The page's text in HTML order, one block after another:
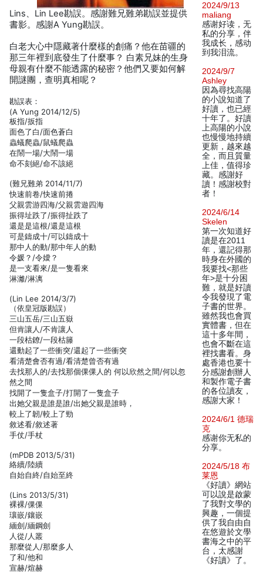
Lins、Lin Lee勘誤。感謝難兄難弟勘誤並提供
書影。感謝A Yung勘誤。
白老大心中隱藏著什麼樣的創痛？他在苗疆的
那三年裡到底發生了什麼事？ 白素兄妹的生身
母親有什麼不能透露的秘密？他們又要如何解
開謎團，查明真相呢？
勘誤表：
(A Yung 2014/12/5)
板指/扳指
面色了白/面色蒼白
蟲蟻爬蟲/鼠蟻爬蟲
在鬧一場/大鬧一場
命不刻絕/命不該絕
(難兄難弟 2014/11/7)
快速前卷/快速前捲
父親雲游四海/父親雲遊四海
振得址跌了/振得扯跌了
還是是這根/還是這根
可是鑄成十/可以鑄成十
那中人的動/那中年人的動
令媛？/令嬡？
是一支看來/是一隻看來
淋灕/淋漓
(Lin Lee 2014/3/7)
（依皇冠版勘誤）
三山五岳/三山五嶽
但肯讓人/不肯讓人
一段枯鐐/一段枯籐
還動起了一些衝突/還起了一些衝突
看清楚會否有過/看清楚曾否有過
去找那人的/去找那個倮倮人的 何以欣然之間/何以忽
然之間
找開了一隻盒子/打開了一隻盒子
出她父親是誰是誰/出她父親是誰時，
較上了韌/較上了勁
敘述看/敘述著
手仗/手杖
(mPDB 2013/5/31)
絡續/陸續
自始自終/自始至終
(Lins 2013/5/31)
裸裸/倮倮
瓖嵌/鑲嵌
緬劍/緬鋼劍
人從/人叢
那麼從人/那麼多人
了和/他和
宣赫/煊赫
2024/9/13
maliang
感谢好读，无
私的分享，伴
我成长，感动
到我泪流。
2024/9/7
Ashley
因為尋找高陽
的小說知道了
好讀，也已經
十年了。好讀
上高陽的小說
也慢慢地持續
更新，越來越
全，而且質量
上佳，值得珍
藏。感謝好
讀！感謝校對
者！
2024/6/14
Skelen
第一次知道好
讀是在2011
年，還記得那
時身在外國的
我要找<那些
年>是十分困
難，就是好讀
令我發現了電
子書的世界。
雖然我也會買
實體書，但在
這十多年間，
也會不斷在這
裡找書看。身
處香港也要十
分感謝創辦人
和製作電子書
的各位讀友，
感謝大家！
2024/6/1 德瑞
克
感谢你无私的
分享。
2024/5/18 布
莱恩
《好讀》網站
可以說是啟蒙
了我對文學的
興趣，一個提
供了我自由自
在悠遊於文學
書海之中的平
台，太感謝
《好讀》了。